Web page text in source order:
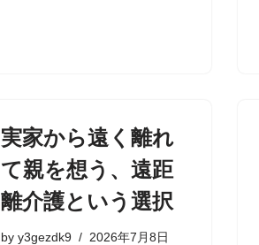
実家から遠く離れ
て親を想う、遠距
離介護という選択
byy3gezdk9 2026年7月8日